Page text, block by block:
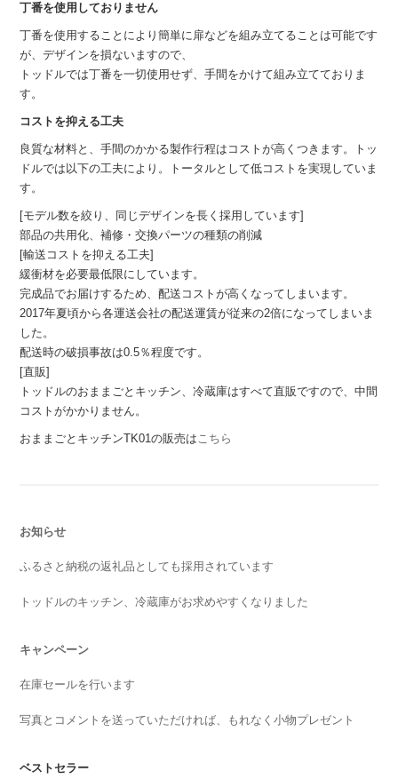
丁番を使用しておりません
丁番を使用することにより簡単に扉などを組み立てることは可能です
が、デザインを損ないますので、
トッドルでは丁番を一切使用せず、手間をかけて組み立てておりま
す。
コストを抑える工夫
良質な材料と、手間のかかる製作行程はコストが高くつきます。トッ
ドルでは以下の工夫により。トータルとして低コストを実現していま
す。
[モデル数を絞り、同じデザインを長く採用しています]
部品の共用化、補修・交換パーツの種類の削減
[輸送コストを抑える工夫]
緩衝材を必要最低限にしています。
完成品でお届けするため、配送コストが高くなってしまいます。
2017年夏頃から各運送会社の配送運賃が従来の2倍になってしまいま
した。
配送時の破損事故は0.5％程度です。
[直販]
トッドルのおままごとキッチン、冷蔵庫はすべて直販ですので、中間
コストがかかりません。
おままごとキッチンTK01の販売はこちら
お知らせ
ふるさと納税の返礼品としても採用されています
トッドルのキッチン、冷蔵庫がお求めやすくなりました
キャンペーン
在庫セールを行います
写真とコメントを送っていただければ、もれなく小物プレゼント
ベストセラー